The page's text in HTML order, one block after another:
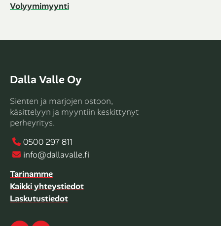
Volyymimyynti
Dalla Valle Oy
Sienten ja marjojen ostoon,
käsittelyyn ja myyntiin keskittynyt
perheyritys.
0500 297 811
info@dallavalle.fi
Tarinamme
Kaikki yhteystiedot
Laskutustiedot